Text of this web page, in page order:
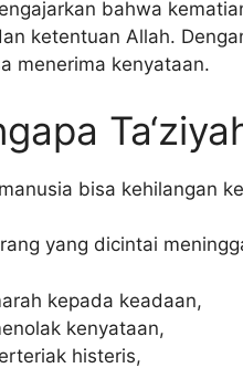
bahwa
ketentuan Allah.
menerima kenyataan.
bisa kehilangan
yang dicintai
kepada keadaan,
kenyataan,
histeris,